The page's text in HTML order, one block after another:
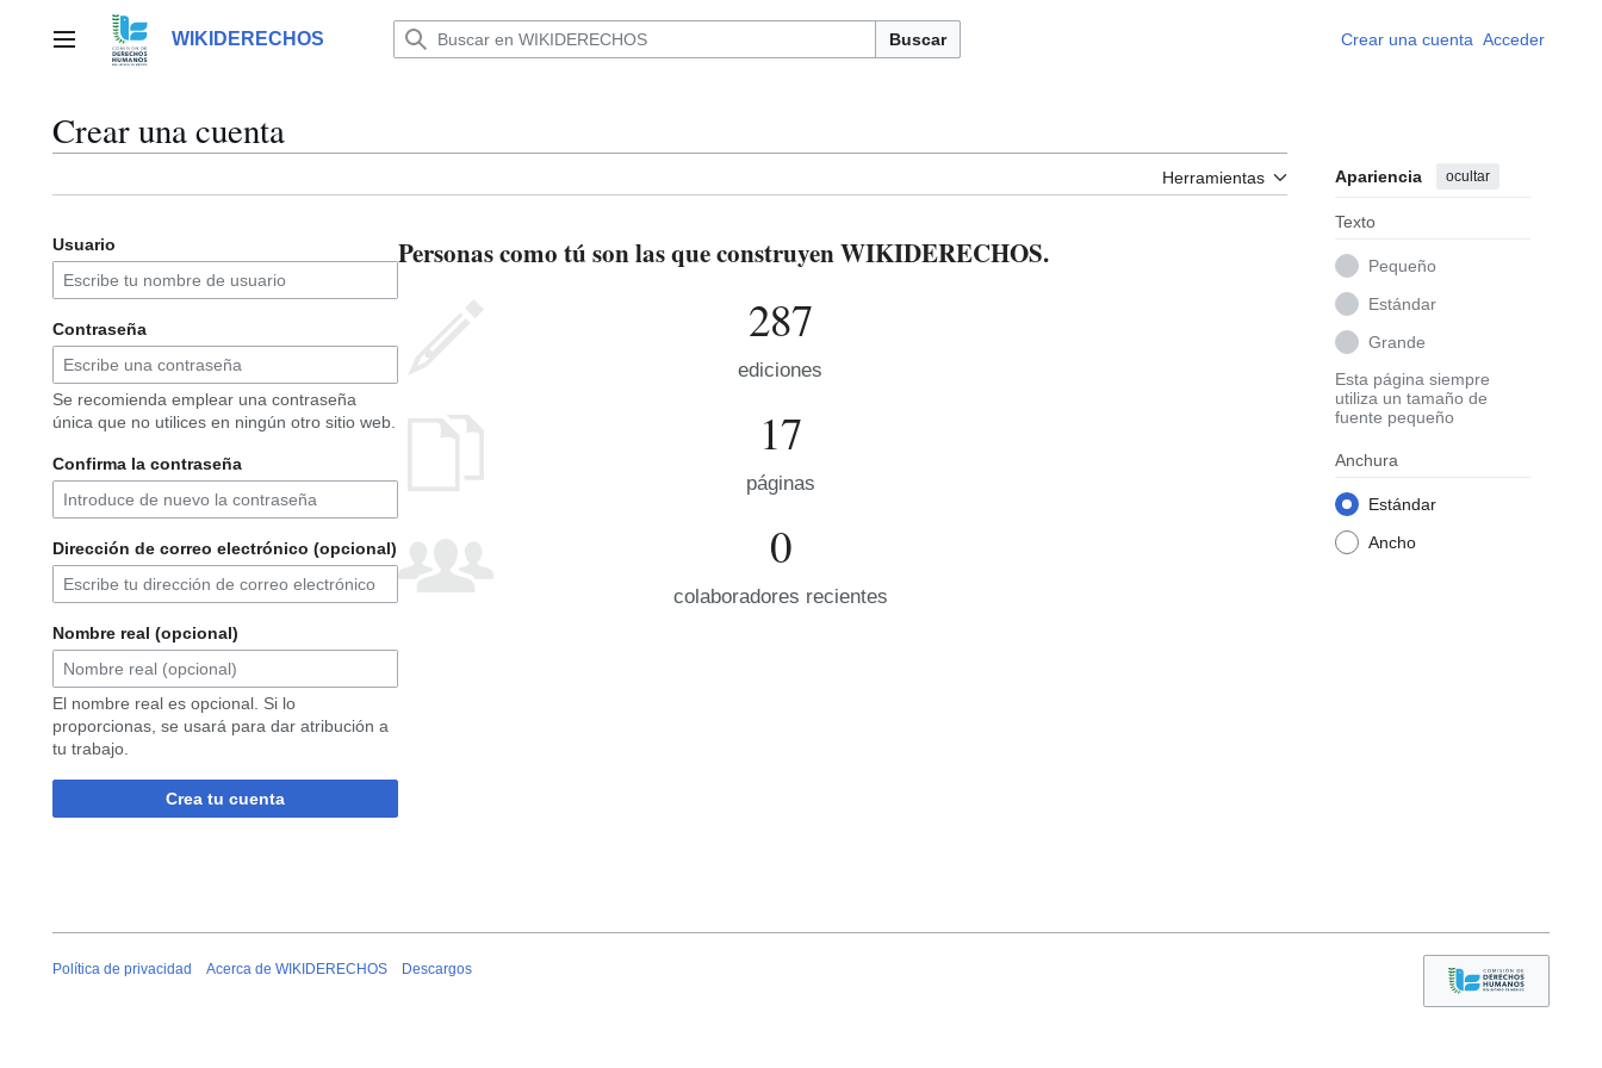
contenidoMenú principalWIKIDERECHOS Buscar Crear una cuenta Acceder
Crear una cuenta
Herramientas Apariencia ocultar
Texto
Pequeño
Estándar
Grande
Esta página siempre
utiliza un tamaño de
fuente pequeño
Anchura
Estándar
Ancho
Usuario
Contraseña
Se recomienda emplear una contraseña
única que no utilices en ningún otro sitio web.
Confirma la contraseña
Dirección de correo electrónico (opcional)
Nombre real (opcional)
El nombre real es opcional. Si lo
proporcionas, se usará para dar atribución a
tu trabajo.
Crea tu cuenta
Personas como tú son las que construyen WIKIDERECHOS.
287
ediciones
17
páginas
0
colaboradores recientes
Política de privacidad Acerca de WIKIDERECHOS Descargos